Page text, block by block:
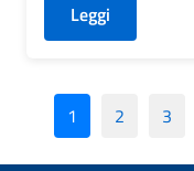
Leggi
1 2 3